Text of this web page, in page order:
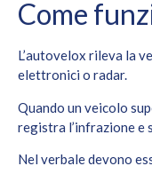
Come
L’autovelox rileva la
elettronici o radar.
Quando un veicolo
registra l’infrazione e
Nel verbale devono